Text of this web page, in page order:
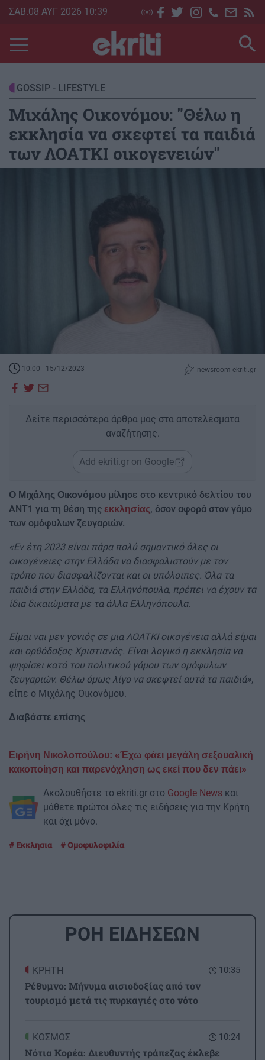
Skip
main
content
ΣΑΒ.08 ΑΥΓ 2026 10:39
GOSSIP - LIFESTYLE
Μιχάλης Οικονόμου: "Θέλω η
εκκλησία να σκεφτεί τα παιδιά
των ΛΟΑΤΚΙ οικογενειών"
10:00 | 15/12/2023 newsroom ekriti.gr
Δείτε περισσότερα άρθρα μας στα αποτελέσματα
αναζήτησης.
Add ekriti.gr on Google
Ο Μιχάλης Οικονόμου μίλησε στο κεντρικό δελτίου του
ΑΝΤ1 για τη θέση της εκκλησίας, όσον αφορά στον γάμο
των ομόφυλων ζευγαριών.
«Εν έτη 2023 είναι πάρα πολύ σημαντικό όλες οι
οικογένειες στην Ελλάδα να διασφαλιστούν με τον
τρόπο που διασφαλίζονται και οι υπόλοιπες. Όλα τα
παιδιά στην Ελλάδα, τα Ελληνόπουλα, πρέπει να έχουν τα
ίδια δικαιώματα με τα άλλα Ελληνόπουλα.
Είμαι ναι μεν γονιός σε μια ΛΟΑΤΚΙ οικογένεια αλλά είμαι
και ορθόδοξος Χριστιανός. Είναι λογικό η εκκλησία να
ψηφίσει κατά του πολιτικού γάμου των ομόφυλων
ζευγαριών. Θέλω όμως λίγο να σκεφτεί αυτά τα παιδιά»,
είπε ο Μιχάλης Οικονόμου.
Διαβάστε επίσης
Ειρήνη Νικολοπούλου: «Έχω φάει μεγάλη σεξουαλική
κακοποίηση και παρενόχληση ως εκεί που δεν πάει»
Ακολουθήστε το ekriti.gr στο Google News και
μάθετε πρώτοι όλες τις ειδήσεις για την Κρήτη
και όχι μόνο.
Εκκλησια Ομοφυλοφιλία
ΡΟΗ ΕΙΔΗΣΕΩΝ
10:35
ΚΡΗΤΗ
Ρέθυμνο: Μήνυμα αισιοδοξίας από τον
τουρισμό μετά τις πυρκαγιές στο νότο
10:24
ΚΟΣΜΟΣ
Νότια Κορέα: Διευθυντής τράπεζας έκλεβε